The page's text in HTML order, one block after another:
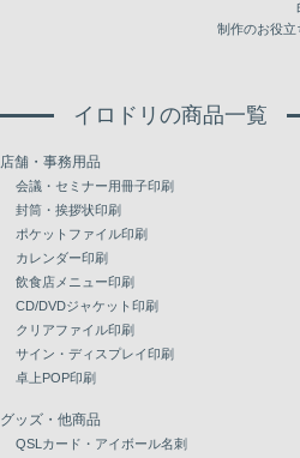
制作のお役立
イロドリの商品一覧
店舗・事務用品
会議・セミナー用冊子印刷
封筒・挨拶状印刷
ポケットファイル印刷
カレンダー印刷
飲食店メニュー印刷
CD/DVDジャケット印刷
クリアファイル印刷
サイン・ディスプレイ印刷
卓上POP印刷
グッズ・他商品
QSLカード・アイボール名刺